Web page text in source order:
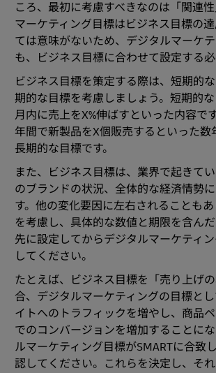
ころ、最初に考慮すべきなのは「関連性
マーケティング目標はビジネス目標の
ては意味がないため、デジタルマーケ
も、ビジネス目標に合わせて設定する必
ビジネス目標を策定する際は、短期的
期的な目標を考慮しましょう。短期的
月内に売上をX%伸ばすといった内容で
年間で新製品をX個販売するといった数
長期的な目標です。
また、ビジネス目標は、業界で起きて
のブランドの状況、全体的な経済情勢
す。他の変化要因に左右されることも
を考慮し、具体的な数値と期限を含ん
先に設定してからデジタルマーケティ
してください。
たとえば、ビジネス目標を「売り上げ
合、デジタルマーケティングの目標と
イトへのトラフィックを増やし、商品
でのコンバージョンを増加することに
ルマーケティング目標がSMARTに合致
認してください。これらを決定し、そ